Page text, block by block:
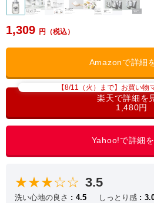
1,309
【8/11（火）まで】お買い物
1,480円
★★★☆☆ 3.5
洗い心地の良さ 4.5 しっとり感